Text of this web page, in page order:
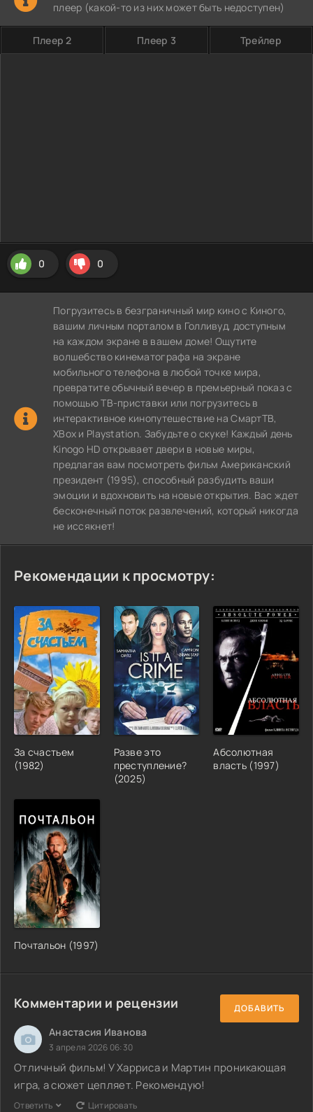
плеер (какой-то из них может быть недоступен)
Плеер 2 Плеер 3 Трейлер
0 0
Погрузитесь в безграничный мир кино с Киного,
вашим личным порталом в Голливуд, доступным
на каждом экране в вашем доме! Ощутите
волшебство кинематографа на экране
мобильного телефона в любой точке мира,
превратите обычный вечер в премьерный показ с
помощью ТВ-приставки или погрузитесь в
интерактивное кинопутешествие на СмартТВ,
XBox и Playstation. Забудьте о скуке! Каждый день
Kinogo HD открывает двери в новые миры,
предлагая вам посмотреть фильм Американский
президент (1995), способный разбудить ваши
эмоции и вдохновить на новые открытия. Вас ждет
бесконечный поток развлечений, который никогда
не иссякнет!
Рекомендации к просмотру:
За счастьем
(1982)
Разве это
преступление?
(2025)
Абсолютная
власть (1997)
Почтальон (1997)
Комментарии и рецензии ДОБАВИТЬ
Анастасия Иванова
3 апреля 2026 06:30
Отличный фильм! У Харриса и Мартин проникающая
игра, а сюжет цепляет. Рекомендую!
Ответить Цитировать